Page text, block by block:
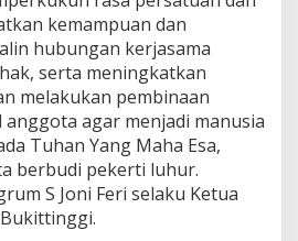
kemampuan dan
hubungan kerjasama
serta meningkatkan
melakukan pembinaan
agar menjadi manusia
Tuhan Yang Maha Esa,
berbudi pekerti luhur.
S Joni Feri selaku Ketua